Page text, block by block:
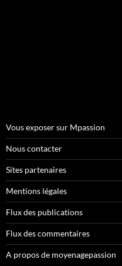
Vous exposer sur Mpassion
Nous contacter
Sites partenaires
Mentions légales
Flux des publications
Flux des commentaires
A propos de moyenagepassion